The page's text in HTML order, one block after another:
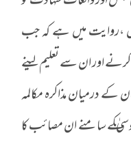
،روایت میں ہے کہ جب
اور ان سے تعلیم لینے
درمیان مذاکرہ مکالمہ
ـکے سامنے ان مصائب کا